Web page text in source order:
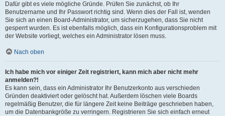
Dafür gibt es viele mögliche Gründe. Prüfen Sie zunächst, ob Ihr
Benutzername und Ihr Passwort richtig sind. Wenn dies der Fall ist, wenden
Sie sich an einen Board-Administrator, um sicherzugehen, dass Sie nicht
gesperrt wurden. Es ist ebenfalls möglich, dass ein Konfigurationsproblem mit
der Website vorliegt, welches ein Administrator lösen muss.
Nach oben
Ich habe mich vor einiger Zeit registriert, kann mich aber nicht mehr
anmelden?!
Es kann sein, dass ein Administrator Ihr Benutzerkonto aus verschieden
Gründen deaktiviert oder gelöscht hat. Außerdem löschen viele Boards
regelmäßig Benutzer, die für längere Zeit keine Beiträge geschrieben haben,
um die Datenbankgröße zu verringern. Registrieren Sie sich einfach erneut